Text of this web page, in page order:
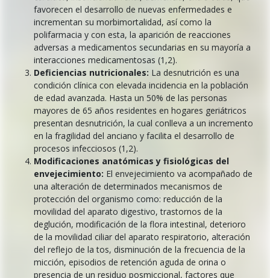
favorecen el desarrollo de nuevas enfermedades e
incrementan su morbimortalidad, así como la
polifarmacia y con esta, la aparición de reacciones
adversas a medicamentos secundarias en su mayoría a
interacciones medicamentosas (1,2).
Deficiencias nutricionales: La desnutrición es una
condición clínica con elevada incidencia en la población
de edad avanzada. Hasta un 50% de las personas
mayores de 65 años residentes en hogares geriátricos
presentan desnutrición, la cual conlleva a un incremento
en la fragilidad del anciano y facilita el desarrollo de
procesos infecciosos (1,2).
Modificaciones anatómicas y fisiológicas del
envejecimiento: El envejecimiento va acompañado de
una alteración de determinados mecanismos de
protección del organismo como: reducción de la
movilidad del aparato digestivo, trastornos de la
deglución, modificación de la flora intestinal, deterioro
de la movilidad ciliar del aparato respiratorio, alteración
del reflejo de la tos, disminución de la frecuencia de la
micción, episodios de retención aguda de orina o
presencia de un residuo posmiccional, factores que